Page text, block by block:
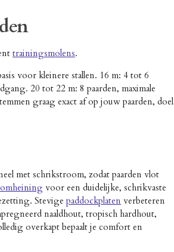
trainingsmolens.
voor kleinere stallen. 16 m: 4 tot 6
20 tot 22 m: 8 paarden, maximale
graag exact af op jouw paarden, doel
met schrikstroom, zodat paarden vlot
voor een duidelijke, schrikvaste
Stevige paddockplaten verbeteren
naaldhout, tropisch hardhout,
overkapt bepaalt je comfort en